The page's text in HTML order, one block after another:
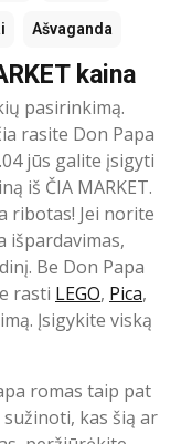
Ašvaganda
kaina
pasirinkimą.
rasite Don Papa
jūs galite įsigyti
iš ČIA MARKET.
ribotas! Jei norite
išpardavimas,
Be Don Papa
rasti LEGO, Pica,
Įsigykite viską
romas taip pat
kas šią ar